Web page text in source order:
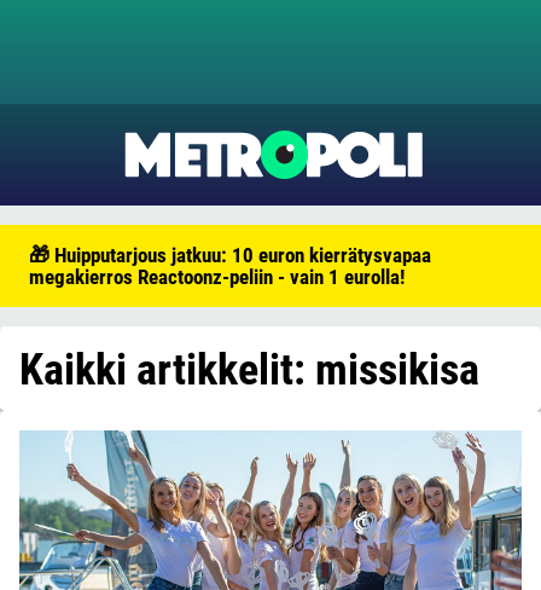
🎁 Huipputarjous jatkuu: 10 euron kierrätysvapaa
megakierros Reactoonz-peliin - vain 1 eurolla!
Kaikki artikkelit: missikisa